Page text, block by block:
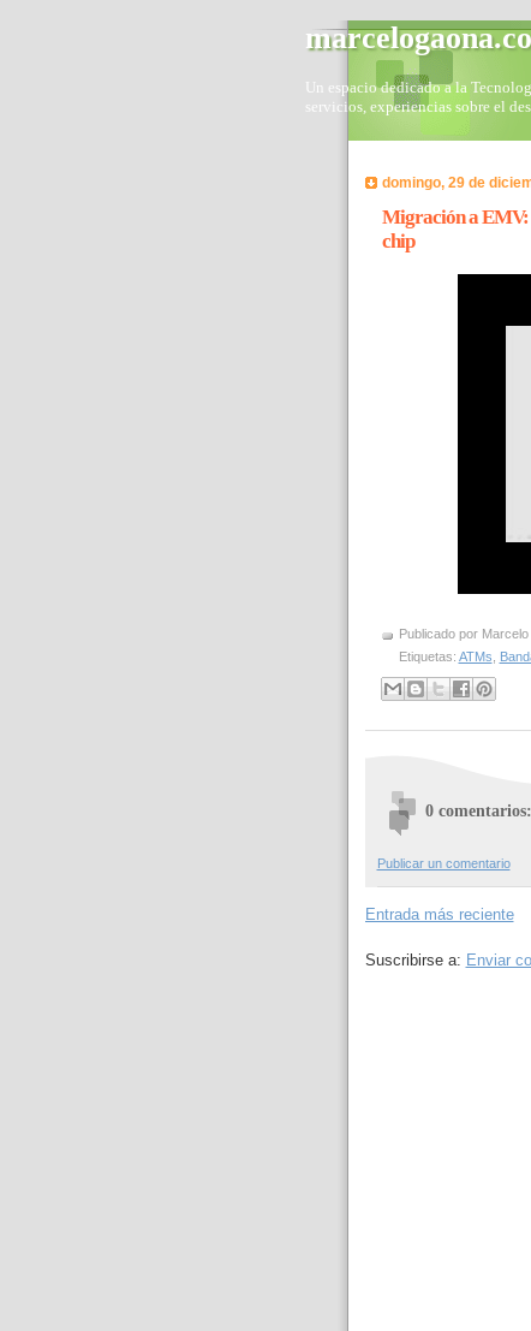
Un espacio dedicado a la
servicios, experiencias sobre el
domingo, 29 de
Migración a EMV:
chip
Publicado por
Etiquetas: ATMs
0 comentarios:
Publicar un comentario
Entrada más reciente
Suscribirse a: Enviar